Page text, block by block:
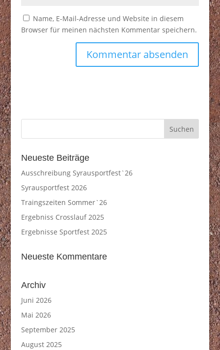
Name, E-Mail-Adresse und Website in diesem
Browser für meinen nächsten Kommentar speichern.
Neueste Beiträge
Ausschreibung Syrausportfest`26
Syrausportfest 2026
Traingszeiten Sommer`26
Ergebniss Crosslauf 2025
Ergebnisse Sportfest 2025
Neueste Kommentare
Archiv
Juni 2026
Mai 2026
September 2025
August 2025